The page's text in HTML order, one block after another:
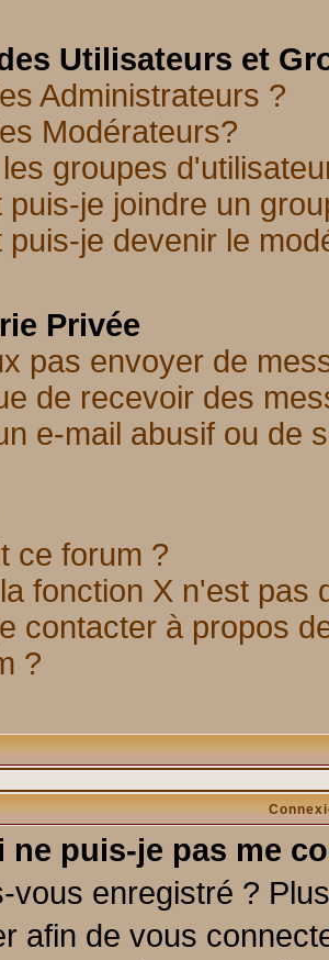
Utilisateurs et
Administrateurs ?
Modérateurs?
groupes
puis-je joindre un
puis-je devenir le
Privée
pas envoyer de
de recevoir des
e-mail abusif ou de
ce forum ?
fonction X n'est pas
contacter à propos
?
ne puis-je pas me
vous enregistré ?
afin de vous